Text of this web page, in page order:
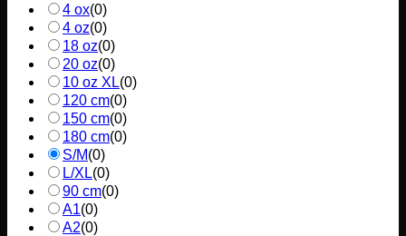
4 ox(0)
4 oz(0)
18 oz(0)
20 oz(0)
10 oz XL(0)
120 cm(0)
150 cm(0)
180 cm(0)
S/M(0)
L/XL(0)
90 cm(0)
A1(0)
A2(0)